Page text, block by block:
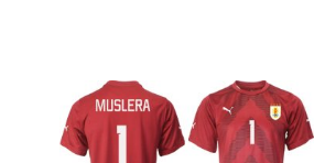
Možnosti
lahko
izberete
na